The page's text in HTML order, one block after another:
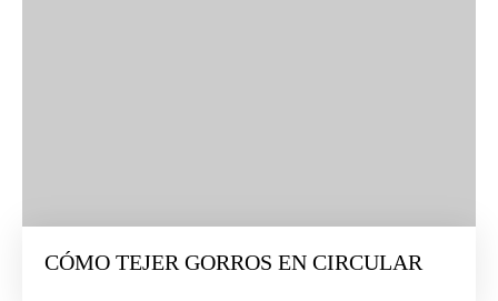
CÓMO TEJER GORROS EN CIRCULAR